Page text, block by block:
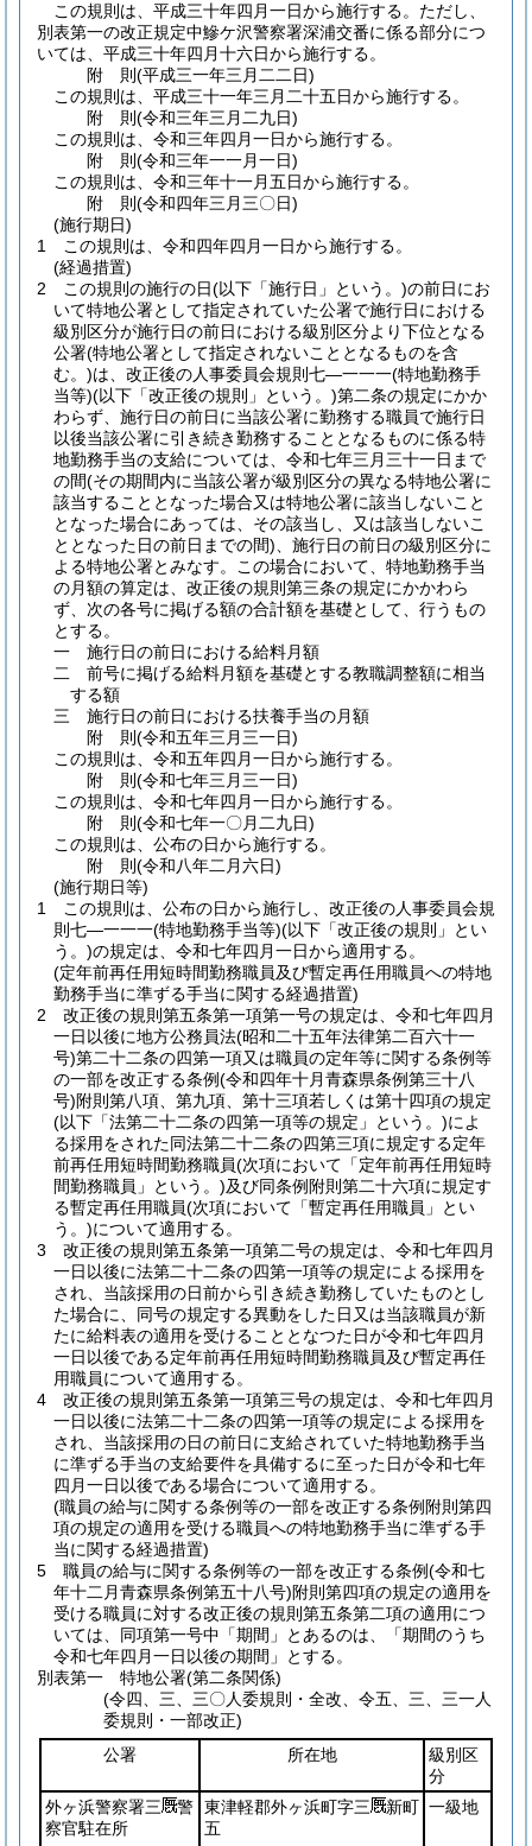
この規則は、平成三十年四月一日から施行する。 ただし、
別表第一の改正規定中鰺ケ沢警察署深浦交番に係る部分につ
いては、平成三十年四月十六日から施行する。
附 則(平成三一年三月二二日)
この規則は、平成三十一年三月二十五日から施行する。
附 則(令和三年三月二九日)
この規則は、令和三年四月一日から施行する。
附 則(令和三年一一月一日)
この規則は、令和三年十一月五日から施行する。
附 則(令和四年三月三〇日)
(施行期日)
1
この規則は、令和四年四月一日から施行する。
(経過措置)
2
この規則の施行の日(以下「施行日」という。)の前日にお
いて特地公署として指定されていた公署で施行日における
級別区分が施行日の前日における級別区分より下位となる
公署(特地公署として指定されないこととなるものを含
む。)は、改正後の人事委員会規則七―一一一(特地勤務手
当等)(以下「改正後の規則」という。)第二条の規定にかか
わらず、施行日の前日に当該公署に勤務する職員で施行日
以後当該公署に引き続き勤務することとなるものに係る特
地勤務手当の支給については、令和七年三月三十一日まで
の間(その期間内に当該公署が級別区分の異なる特地公署に
該当することとなった場合又は特地公署に該当しないこと
となった場合にあっては、その該当し、又は該当しないこ
ととなった日の前日までの間) 、施行日の前日の級別区分に
よる特地公署とみなす。
この場合において、特地勤務手当
の月額の算定は、改正後の規則第三条の規定にかかわら
ず、次の各号に掲げる額の合計額を基礎として、行うもの
とする。
一
施行日の前日における給料月額
二
前号に掲げる給料月額を基礎とする教職調整額に相当
する額
三
施行日の前日における扶養手当の月額
附 則(令和五年三月三一日)
この規則は、令和五年四月一日から施行する。
附 則(令和七年三月三一日)
この規則は、令和七年四月一日から施行する。
附 則(令和七年一〇月二九日)
この規則は、公布の日から施行する。
附 則(令和八年二月六日)
(施行期日等)
1
この規則は、公布の日から施行し、改正後の人事委員会規
則七―一一一(特地勤務手当等)(以下「改正後の規則」とい
う。)の規定は、令和七年四月一日から適用する。
(定年前再任用短時間勤務職員及び暫定再任用職員への特地
勤務手当に準ずる手当に関する経過措置)
2
改正後の規則第五条第一項第一号の規定は、令和七年四月
一日以後に地方公務員法(昭和二十五年法律第二百六十一
号)第二十二条の四第一項又は職員の定年等に関する条例等
の一部を改正する条例(令和四年十月青森県条例第三十八
号)附則第八項、第九項、第十三項若しくは第十四項の規定
(以下「法第二十二条の四第一項等の規定」という。)によ
る採用をされた同法第二十二条の四第三項に規定する定年
前再任用短時間勤務職員(次項において「定年前再任用短時
間勤務職員」という。)及び同条例附則第二十六項に規定す
る暫定再任用職員(次項において「暫定再任用職員」とい
う。)について適用する。
3
改正後の規則第五条第一項第二号の規定は、令和七年四月
一日以後に法第二十二条の四第一項等の規定による採用を
され、当該採用の日前から引き続き勤務していたものとし
た場合に、同号の規定する異動をした日又は当該職員が新
たに給料表の適用を受けることとなつた日が令和七年四月
一日以後である定年前再任用短時間勤務職員及び暫定再任
用職員について適用する。
4
改正後の規則第五条第一項第三号の規定は、令和七年四月
一日以後に法第二十二条の四第一項等の規定による採用を
され、当該採用の日の前日に支給されていた特地勤務手当
に準ずる手当の支給要件を具備するに至った日が令和七年
四月一日以後である場合について適用する。
(職員の給与に関する条例等の一部を改正する条例附則第四
項の規定の適用を受ける職員への特地勤務手当に準ずる手
当に関する経過措置)
5
職員の給与に関する条例等の一部を改正する条例(令和七
年十二月青森県条例第五十八号)附則第四項の規定の適用を
受ける職員に対する改正後の規則第五条第二項の適用につ
いては、同項第一号中「期間」とあるのは、「期間のうち
令和七年四月一日以後の期間」とする。
別表第一 特地公署(第二条関係)
(令四、三、三〇人委規則・全改、令五、三、三一人
委規則・一部改正)
公署
所在地
級別区
分
外ヶ浜警察署三
警
察官駐在所
東津軽郡外ヶ浜町字三
新町
五
一級地